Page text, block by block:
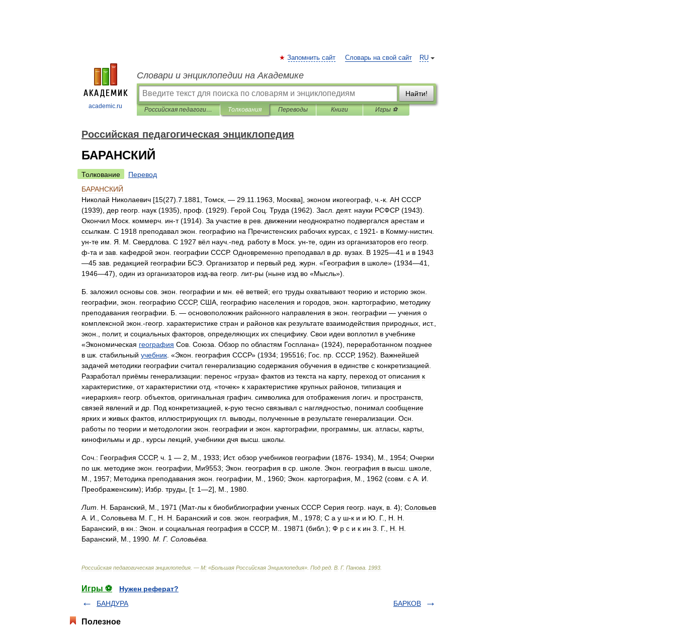
academic.ru
RU
Запомнить сайт Словарь на свой сайт
Словари и энциклопедии на Академике
Найти!
Российская педагогическая энциклопедия Толкования Переводы Книги Игры ⚽
Российская педагогическая энциклопедия
БАРАНСКИЙ
Толкование
Перевод
БАРАНСКИЙ
Николай Николаевич [15(27). 7 1881 Томск , — 29 11 1963 Москва], эконом икогеограф ч .-к АН СССР
(1939), дер геогр наук (1935), проф . (1929). Герой Соц Труда (1962). Засл деят. науки РСФСР (1943).
Окончил Моск коммерч ин-т(1914). За участие в рев движении неоднократно подвергался арестам и
ссылкам С 1918 преподавал экон географию на Пречистенских рабочих курсах с 1921- в Комму-нистич
ун-те им Я М Свердлова С 1927 вёл науч .-пед работу в Моск ун-те один из организаторов его геогр
ф-та и зав кафедрой экон географии СССР. Одновременно преподавал в др вузах В 1925—41 и в 1943
—45 зав редакцией географии БСЭ Организатор и первый ред журн . «География в школе» (1934—41
1946—47), один из организаторов изд-ва геогр лит-ры (ныне изд во «Мысль»).
Б заложил основы сов экон географии и мн её ветвей; его труды охватывают теорию и историю экон
географии экон географию СССР, США географию населения и городов экон картографию
методику
преподавания географии Б . — основоположник районного направления в экон географии — учения о
комплексной экон .-геогр характеристике стран и районов как результате взаимодействия природных ист.,
экон
полит, и социальных факторов определяющих их специфику. Свои идеи воплотил в учебнике
«Экономическая география Сов Союза Обзор по областям Госплана» (1924), переработанном позднее
в шк стабильный учебник . «Экон география СССР» (1934; 195516; Гос пр СССР, 1952). Важнейшей
задачей методики географии считал генерализацию содержания обучения в единстве с конкретизацией
Разработал приёмы генерализации: перенос «груза» фактов из текста на карту, переход от описания к
характеристике от характеристики отд . «точек» к характеристике крупных районов типизация и
«иерархия» геогр объектов оригинальная графич символика для отображения логич и пространств
связей явлений и др Под конкретизацией к-рую тесно связывал с наглядностью понимал сообщение
ярких и живых фактов иллюстрирующих гл выводы полученные в результате генерализации Осн
работы по теории и методологии экон географии и экон картографии программы шк атласы карты
кинофильмы и др курсы лекций учебники дчя высш школы
Соч : География СССР, ч 1 — 2 М 1933; Ист. обзор учебников географии (1876- 1934), М 1954; Очерки
по шк методике экон географии Ми9553; Экон география в ср школе Экон география в высш школе
М
1957; Методика преподавания экон географии М 1960; Экон картография М 1962 (совм с А И
Преображенским); Избр труды , [т. 1—2], М 1980
Лит Н Баранский М 1971 (Мат-лы к биобиблиографии ученых СССР. Серия геогр наук в 4); Соловьев
А И Соловьева М Г., H H Баранский и сов экон география М 1978; С а у ш-к и и Ю Г., H H
Баранский
в кн : Экон и социальная география в СССР, M 19871 (библ .); Ф p с и к ин 3 Г., Н Н
Баранский
М 1990 М Г. Соловьёва
Российская педагогическая энциклопедия . — М: «Большая Российская Энциклопедия» Под ред В Г. Панова 1993
Игры ⚽
Нужен реферат?
БАНДУРА
БАРКОВ
Полезное